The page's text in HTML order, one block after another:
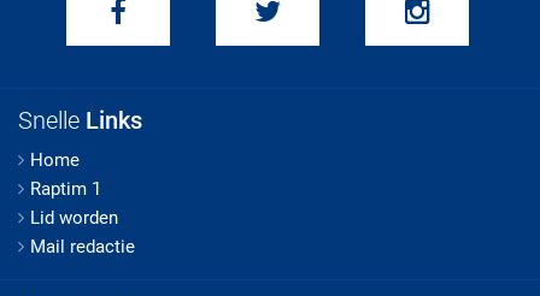
Snelle Links
Home
Raptim 1
Lid worden
Mail redactie